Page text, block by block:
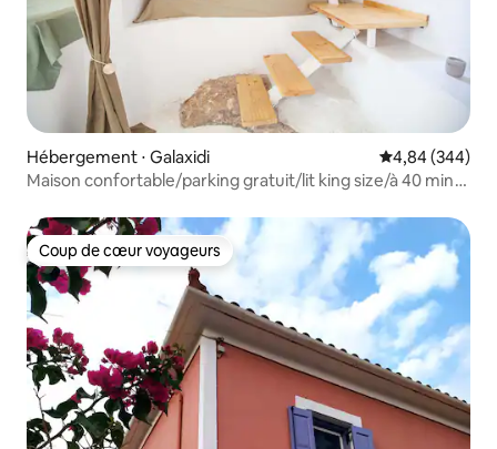
Hébergement ⋅ Galaxidi Évaluation
4,84 (344)
Maison confortable/parking gratuit/lit king size/à 40 min
Coup de cœur voyageurs
Coup de cœur voyageurs